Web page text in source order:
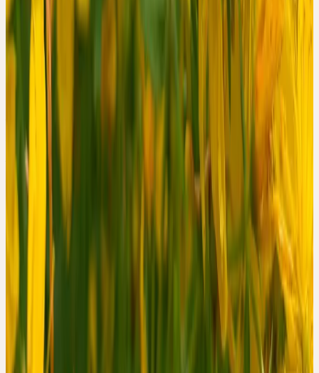
Die Studie wurde in der Fachzeitschrift Complementary Medicine
Research (Karger Verlag) publiziert und durchlief ein reguläres
Peer-Review-Verfahren.
ORIGINALARBEIT
Fresh Plant Tincture for Patients with Mild to Moderate
Depression: A Prospective Observational Study. Complement Med
Res. 2025;32(5):363–375. DOI: 10.1159/000547920
WEITER AUF DEN KANÄLEN
VON CERES
Diese Verweise öffnen die jeweiligen Plattformen direkt. Sie sind
als Ergänzung zum Artikel gedacht, nicht als native In-Page-
Interaktion.